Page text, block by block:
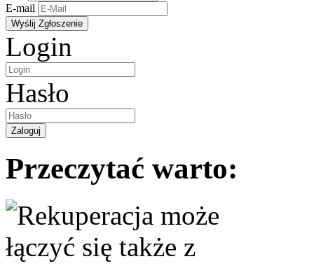
E-mail
Login
Hasło
Przeczytać warto: